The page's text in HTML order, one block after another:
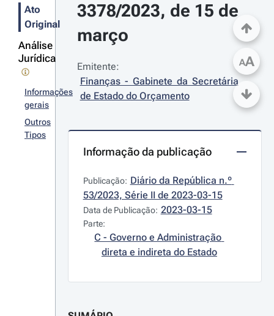
Ato
Original
Análise
Jurídica
Informações
gerais
Outros
Tipos
3378/2023, de 15 de
março
Emitente:
Finanças - Gabinete da Secretária
de Estado do Orçamento
Informação da publicação
Publicação: Diário da República n.º
53/2023, Série II de 2023-03-15
Data de Publicação: 2023-03-15
Parte:
C - Governo e Administração
direta e indireta do Estado
AA